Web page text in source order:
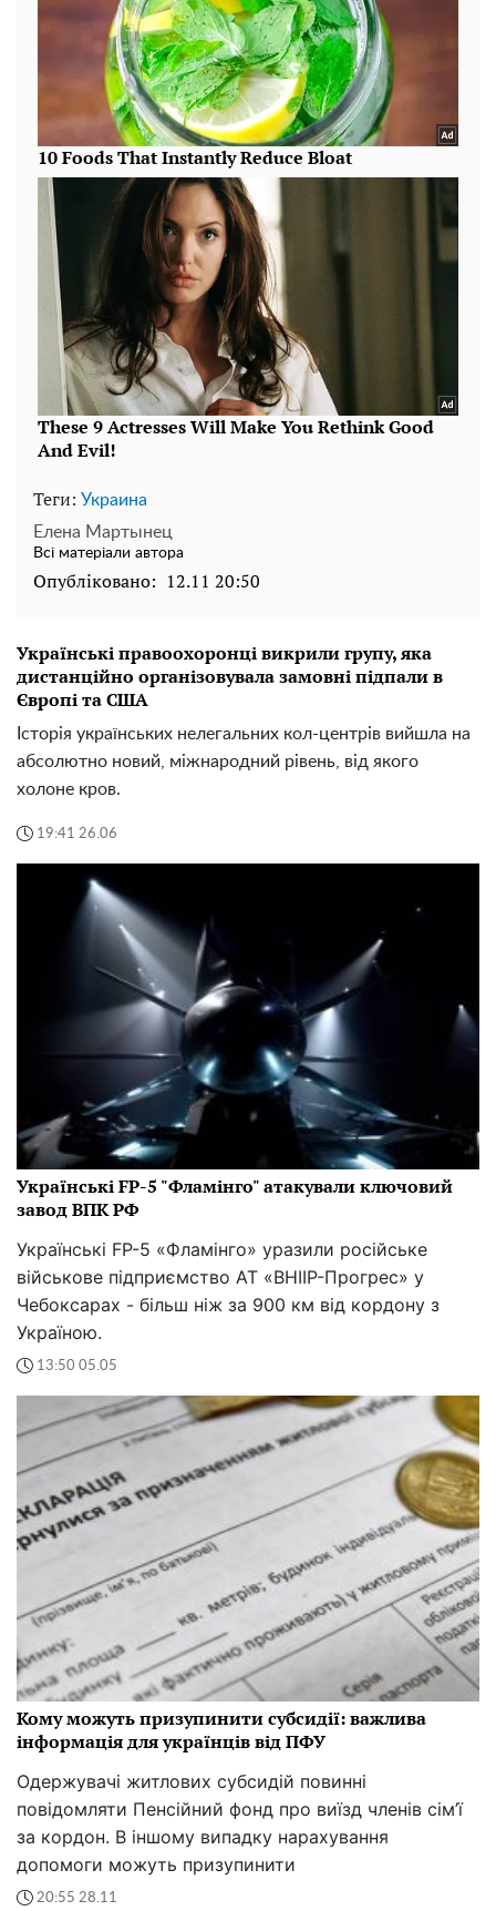
Теги: Украина
Елена Мартынец
Всі матеріали автора
Опубліковано: 12.11 20:50
Українські правоохоронці викрили групу, яка
дистанційно організовувала замовні підпали в
Європі та США
Історія українських нелегальних кол-центрів вийшла на
абсолютно новий, міжнародний рівень, від якого
холоне кров.
19:41 26.06
Українські FP-5 "Фламінго" атакували ключовий
завод ВПК РФ
Українські FP-5 «Фламінго» уразили російське
військове підприємство АТ «ВНІІР-Прогрес» у
Чебоксарах - більш ніж за 900 км від кордону з
Україною.
13:50 05.05
Кому можуть призупинити субсидії: важлива
інформація для українців від ПФУ
Одержувачі житлових субсидій повинні
повідомляти Пенсійний фонд про виїзд членів сім’ї
за кордон. В іншому випадку нарахування
допомоги можуть призупинити
20:55 28.11